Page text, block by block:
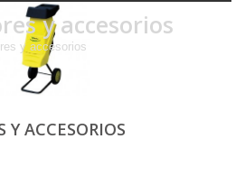
y accesorios
y accesorios
Y ACCESORIOS